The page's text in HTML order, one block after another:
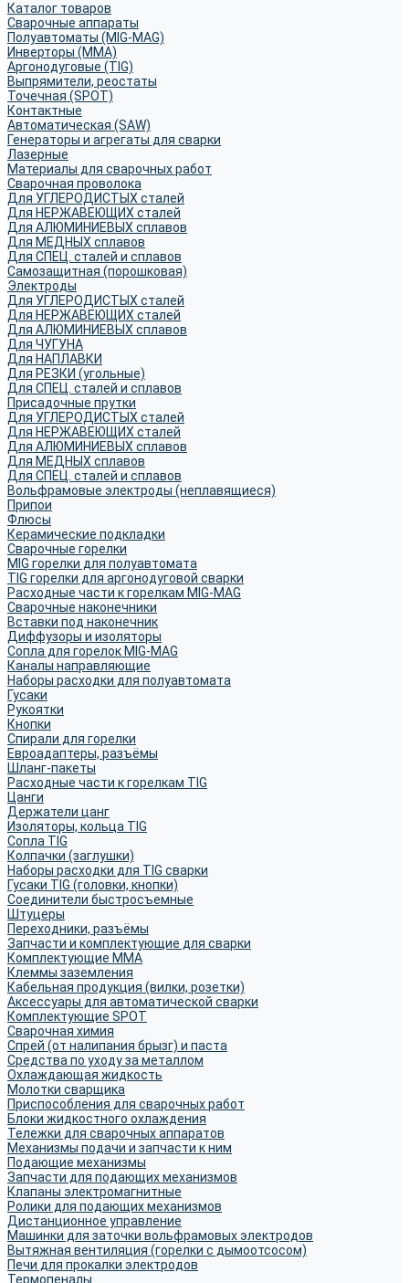
Каталог товаров
Сварочные аппараты
Полуавтоматы (MIG-MAG)
Инверторы (MMA)
Аргонодуговые (TIG)
Выпрямители, реостаты
Точечная (SPOT)
Контактные
Автоматическая (SAW)
Генераторы и агрегаты для сварки
Лазерные
Материалы для сварочных работ
Сварочная проволока
Для УГЛЕРОДИСТЫХ сталей
Для НЕРЖАВЕЮЩИХ сталей
Для АЛЮМИНИЕВЫХ сплавов
Для МЕДНЫХ сплавов
Для СПЕЦ. сталей и сплавов
Самозащитная (порошковая)
Электроды
Для УГЛЕРОДИСТЫХ сталей
Для НЕРЖАВЕЮЩИХ сталей
Для АЛЮМИНИЕВЫХ сплавов
Для ЧУГУНА
Для НАПЛАВКИ
Для РЕЗКИ (угольные)
Для СПЕЦ. сталей и сплавов
Присадочные прутки
Для УГЛЕРОДИСТЫХ сталей
Для НЕРЖАВЕЮЩИХ сталей
Для АЛЮМИНИЕВЫХ сплавов
Для МЕДНЫХ сплавов
Для СПЕЦ. сталей и сплавов
Вольфрамовые электроды (неплавящиеся)
Припои
Флюсы
Керамические подкладки
Сварочные горелки
MIG горелки для полуавтомата
TIG горелки для аргонодуговой сварки
Расходные части к горелкам MIG-MAG
Сварочные наконечники
Вставки под наконечник
Диффузоры и изоляторы
Сопла для горелок MIG-MAG
Каналы направляющие
Наборы расходки для полуавтомата
Гусаки
Рукоятки
Кнопки
Спирали для горелки
Евроадаптеры, разъёмы
Шланг-пакеты
Расходные части к горелкам TIG
Цанги
Держатели цанг
Изоляторы, кольца TIG
Сопла TIG
Колпачки (заглушки)
Наборы расходки для TIG сварки
Гусаки TIG (головки, кнопки)
Соединители быстросъемные
Штуцеры
Переходники, разъёмы
Запчасти и комплектующие для сварки
Комплектующие ММА
Клеммы заземления
Кабельная продукция (вилки, розетки)
Аксессуары для автоматической сварки
Комплектующие SPOT
Сварочная химия
Спрей (от налипания брызг) и паста
Средства по уходу за металлом
Охлаждающая жидкость
Молотки сварщика
Приспособления для сварочных работ
Блоки жидкостного охлаждения
Тележки для сварочных аппаратов
Механизмы подачи и запчасти к ним
Подающие механизмы
Запчасти для подающих механизмов
Клапаны электромагнитные
Ролики для подающих механизмов
Дистанционное управление
Машинки для заточки вольфрамовых электродов
Вытяжная вентиляция (горелки с дымоотсосом)
Печи для прокалки электродов
Термопеналы